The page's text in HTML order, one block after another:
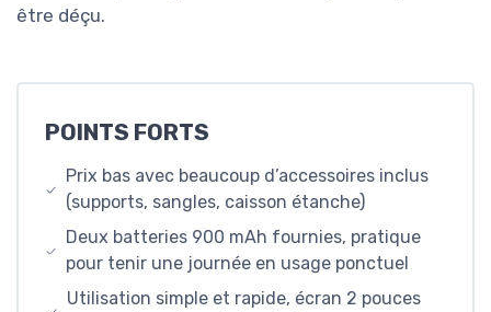
être déçu.
POINTS FORTS
Prix bas avec beaucoup d’accessoires inclus
(supports, sangles, caisson étanche)
Deux batteries 900 mAh fournies, pratique
pour tenir une journée en usage ponctuel
Utilisation simple et rapide, écran 2 pouces